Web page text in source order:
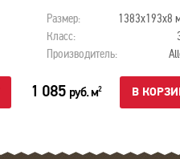
Размер:
1383х193х8
Класс:
Производитель:
1 085 руб. м2 В